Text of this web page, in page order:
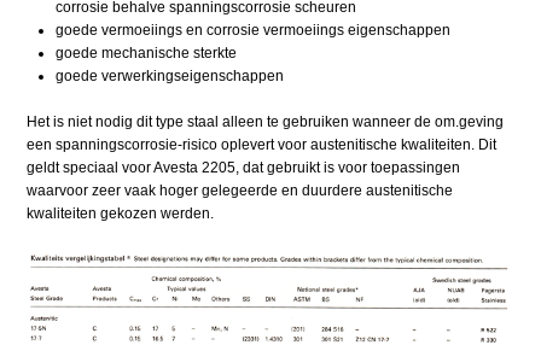
corrosie behalve spanningscorrosie scheuren
goede vermoeiings en corrosie vermoeiings eigenschappen
goede mechanische sterkte
goede verwerkingseigenschappen
Het is niet nodig dit type staal alleen te gebruiken wanneer de om.geving
een spanningscorrosie-risico oplevert voor austenitische kwaliteiten. Dit
geldt speciaal voor Avesta 2205, dat gebruikt is voor toepassingen
waarvoor zeer vaak hoger gelegeerde en duurdere austenitische
kwaliteiten gekozen werden.